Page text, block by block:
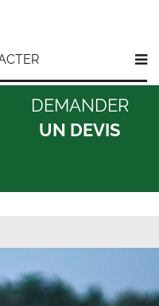
DEMANDER
UN DEVIS